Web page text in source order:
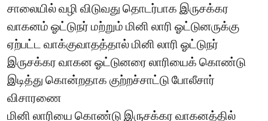
சாலையில் வழி விடுவது தொடர்பாக இருசக்கர
வாகனம் ஓட்டுநர் மற்றும் மினி லாரி ஓட்டுனருக்கு
ஏற்பட்ட வாக்குவாதத்தால் மினி லாரி ஓட்டுநர்
இருசக்கர வாகன ஓட்டுனரை லாரியைக் கொண்டு
இடித்து கொன்றதாக குற்றச்சாட்டு போலீசார்
விசாரணை
மினி லாரியை கொண்டு இருசக்கர வாகனத்தில்